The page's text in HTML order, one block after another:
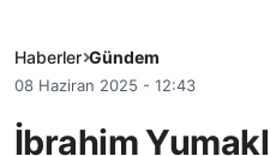
Haberler Gündem
08 Haziran 2025 - 12:43
İbrahim